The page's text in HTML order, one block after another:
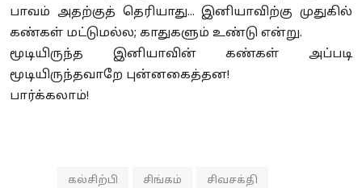
பாவம் அதற்குத் தெரியாது... இனியாவிற்கு முதுகில்
கண்கள் மட்டுமல்ல; காதுகளும் உண்டு என்று.
மூடியிருந்த இனியாவின் கண்கள் அப்படி
மூடியிருந்தவாறே புன்னகைத்தன!
பார்க்கலாம்!
கல்சிற்பி சிங்கம் சிவசக்தி